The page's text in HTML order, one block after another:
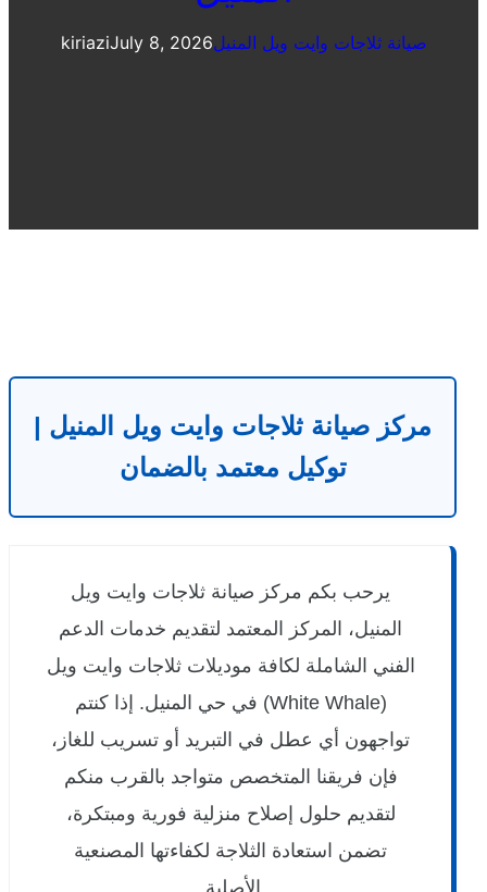
kiriaziJuly 8, 2026صيانة ثلاجات وايت ويل المنيل
مركز صيانة ثلاجات وايت ويل المنيل |
توكيل معتمد بالضمان
يرحب بكم مركز صيانة ثلاجات وايت ويل
المنيل، المركز المعتمد لتقديم خدمات الدعم
الفني الشاملة لكافة موديلات ثلاجات وايت ويل
(White Whale) في حي المنيل. إذا كنتم
تواجهون أي عطل في التبريد أو تسريب للغاز،
فإن فريقنا المتخصص متواجد بالقرب منكم
لتقديم حلول إصلاح منزلية فورية ومبتكرة،
تضمن استعادة الثلاجة لكفاءتها المصنعية
الأصلية.